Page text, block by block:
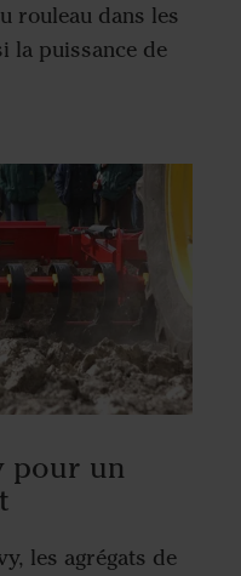
rouleau dans les
la puissance de
pour un
les agrégats de